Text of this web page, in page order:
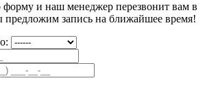
форму и наш менеджер перезвонит вам в
запись на ближайшее время!